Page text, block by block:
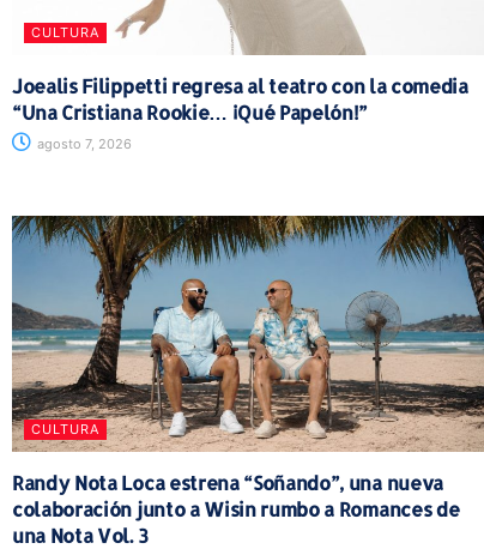
CULTURA
Joealis Filippetti regresa al teatro con la comedia
“Una Cristiana Rookie… ¡Qué Papelón!”
agosto 7, 2026
CULTURA
Randy Nota Loca estrena “Soñando”, una nueva
colaboración junto a Wisin rumbo a Romances de
una Nota Vol. 3